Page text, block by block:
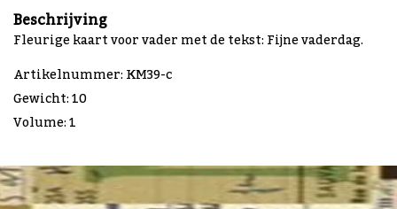
Beschrijving
Fleurige kaart voor vader met de tekst: Fijne vaderdag.
Artikelnummer: KM39-c
Gewicht: 10
Volume: 1